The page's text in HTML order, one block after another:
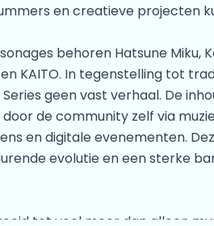
en creatieve projecten
behoren Hatsune Miku,
en KAITO. In tegenstelling tot
geen vast verhaal. De
de community zelf via
en digitale evenementen.
evolutie en een sterke
tot veel meer dan alleen